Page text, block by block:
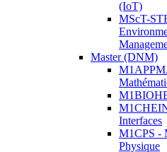
(IoT)
MScT-
Master (DNM)
Interfaces
M1CPS -
Physique